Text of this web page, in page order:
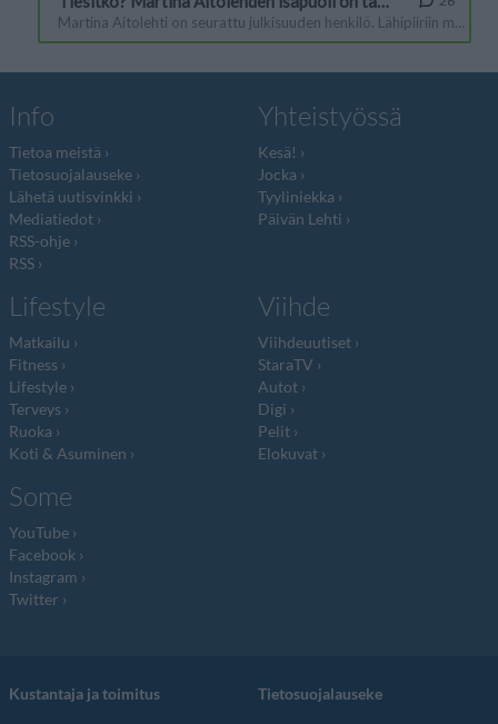
Info
Tietoa meistä
Tietosuojalauseke
Lähetä uutisvinkki
Mediatiedot
RSS-ohje
RSS
Yhteistyössä
Kesä!
Jocka
Tyyliniekka
Päivän Lehti
Lifestyle
Matkailu
Fitness
Lifestyle
Terveys
Ruoka
Koti & Asuminen
Viihde
Viihdeuutiset
StaraTV
Autot
Digi
Pelit
Elokuvat
Some
YouTube
Facebook
Instagram
Twitter
Kustantaja ja toimitus Tietosuojalauseke